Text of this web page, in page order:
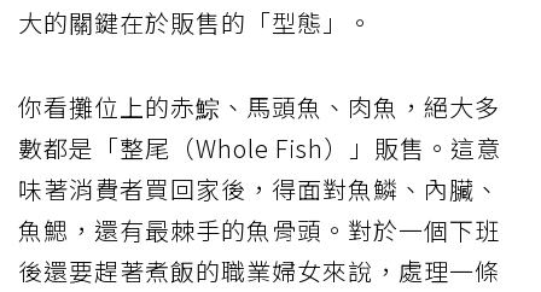
大的關鍵在於販售的「型態」。
你看攤位上的赤鯮、馬頭魚、肉魚，絕大多
數都是「整尾（Whole Fish）」販售。這意
味著消費者買回家後，得面對魚鱗、內臟、
魚鰓，還有最棘手的魚骨頭。對於一個下班
後還要趕著煮飯的職業婦女來說，處理一條